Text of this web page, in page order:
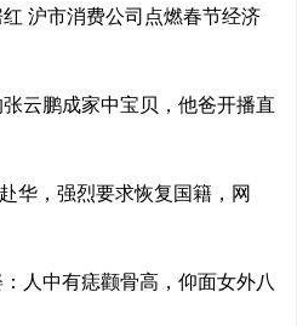
沪市消费公司点燃春节经济
云鹏成家中宝贝，他爸开播直
华，强烈要求恢复国籍，网
人中有痣颧骨高，仰面女外八